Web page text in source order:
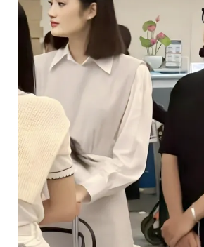
Tiện ích Bạn
Thông tin tòa soạn Liên
Đọc Thanh Niên trên điện thoại